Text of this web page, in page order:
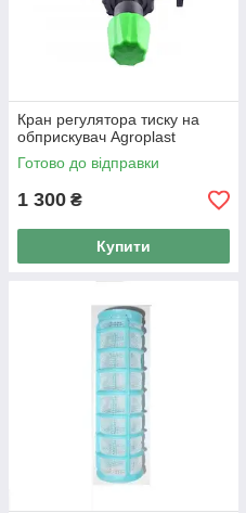
Кран регулятора тиску на
обприскувач Agroplast
Готово до відправки
1 300 ₴
Купити